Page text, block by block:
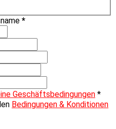
*
Geschäftsbedingungen *
Bedingungen & Konditionen